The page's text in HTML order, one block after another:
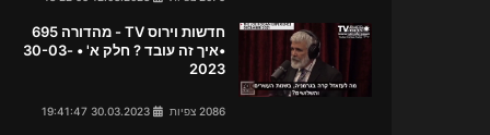
חדשות וירוס TV - מהדורה 695
•איך זה עובד ? חלק א' • 30-03-
2023
2086 צפיות